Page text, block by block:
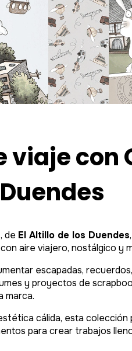
viaje con
, de El Altillo de los Duendes
aire viajero, nostálgico y
escapadas,
y proyectos de
marca.
cálida, esta colección
para crear trabajos